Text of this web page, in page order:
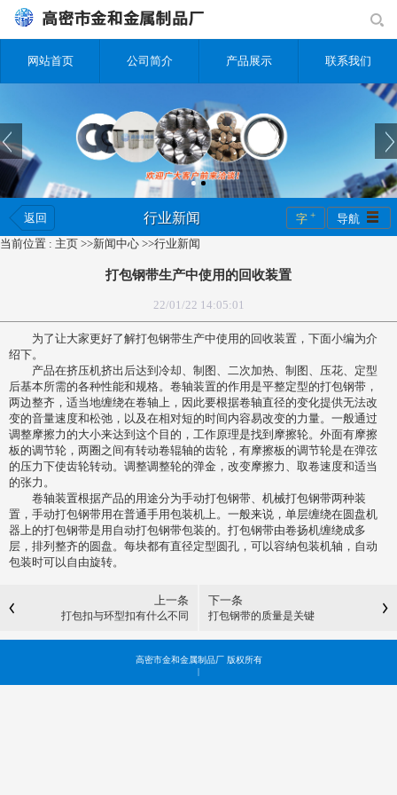
网站首页 公司简介 产品展示 联系我们
返回 行业新闻 导航
字 +
当前位置 : 主页 >>新闻中心 >>行业新闻
打包钢带生产中使用的回收装置
22/01/22 14:05:01
为了让大家更好了解打包钢带生产中使用的回收装置，下面小编为介
绍下。
产品在挤压机挤出后达到冷却、制图、二次加热、制图、压花、定型
后基本所需的各种性能和规格。卷轴装置的作用是平整定型的打包钢带，
两边整齐，适当地缠绕在卷轴上，因此要根据卷轴直径的变化提供无法改
变的音量速度和松弛，以及在相对短的时间内容易改变的力量。一般通过
调整摩擦力的大小来达到这个目的，工作原理是找到摩擦轮。外面有摩擦
板的调节轮，两圈之间有转动卷辊轴的齿轮，有摩擦板的调节轮是在弹弦
的压力下使齿轮转动。调整调整轮的弹金，改变摩擦力、取卷速度和适当
的张力。
卷轴装置根据产品的用途分为手动打包钢带、机械打包钢带两种装
置，手动打包钢带用在普通手用包装机上。一般来说，单层缠绕在圆盘机
器上的打包钢带是用自动打包钢带包装的。打包钢带由卷扬机缠绕成多
层，排列整齐的圆盘。每块都有直径定型圆孔，可以容纳包装机轴，自动
包装时可以自由旋转。
上一条
打包扣与环型扣有什么不同
下一条
打包钢带的质量是关键
高密市金和金属制品厂 版权所有
|